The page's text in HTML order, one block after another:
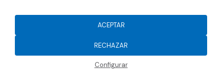
Gecol 2026
RECHAZAR
Configurar
ACEPTAR